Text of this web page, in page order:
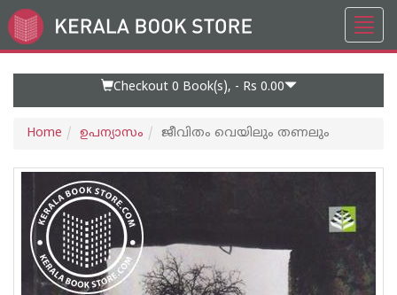
Go
to
Checkout 0 Book(s), - Rs 0.00
Home ഉപന്യാസം ജീവിതം വെയിലും തണലും